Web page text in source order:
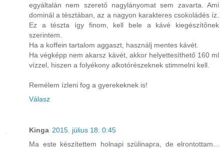
egyáltalán nem szerető nagylányomat sem zavarta. Ami
dominál a tésztában, az a nagyon karakteres csokoládés íz.
Ez a tészta így finom, kell bele a kávé kiegészítőnek
szerintem.
Ha a koffein tartalom aggaszt, használj mentes kávét.
Ha végképp nem akarsz kávét, akkor helyettesíthető 160 ml
vízzel, hiszen a folyékony alkotórészeknek stimmelni kell.
Remélem ízleni fog a gyerekeknek is!
Válasz
Kinga 2015. július 18. 0:45
Ma este készítettem holnapi szülinapra, de elrontottam...